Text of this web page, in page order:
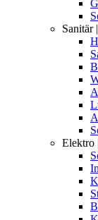
Sanitär
Elektro